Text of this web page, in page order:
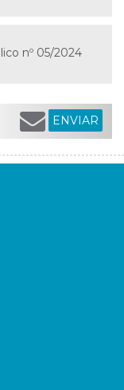
nº 05/2024
ENVIAR